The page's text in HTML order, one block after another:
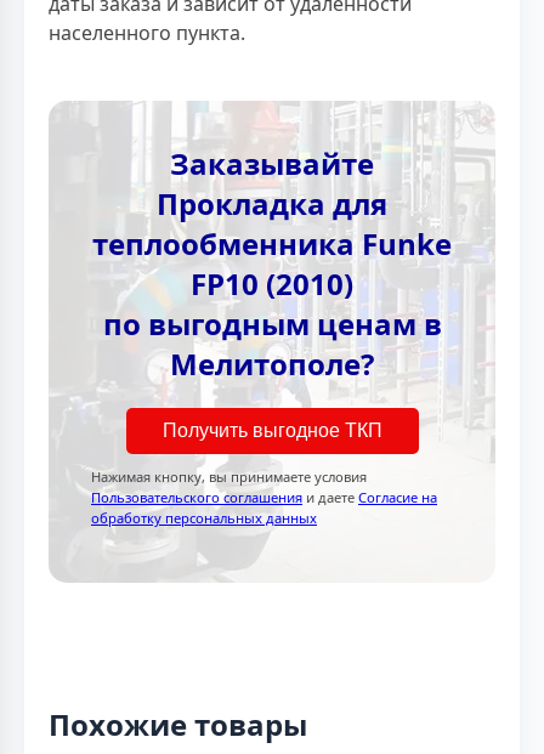
населенного пункта.
Заказывайте
Прокладка для
теплообменника Funke
FP10 (2010)
по выгодным ценам в
Мелитополе?
Получить выгодное ТКП
Нажимая кнопку, вы принимаете условия
Пользовательского соглашения и даете Согласие на
обработку персональных данных
Похожие товары